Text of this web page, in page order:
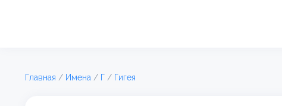
Главная / Имена / Г / Гигея